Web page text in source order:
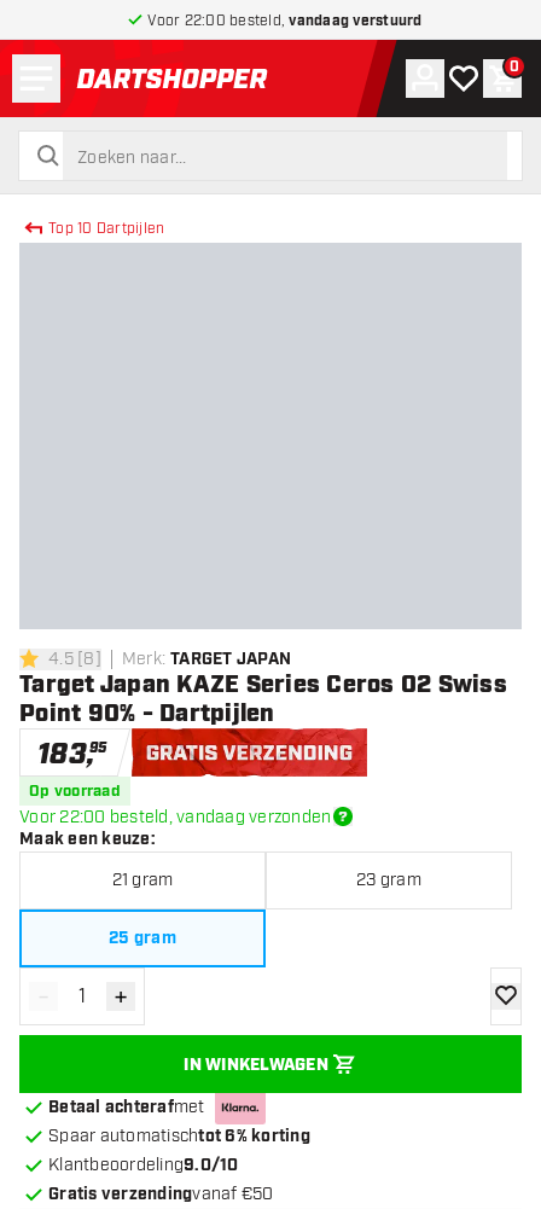
Voor 22:00 besteld,vandaag verstuurd
terug naar home pagina
zoeken
zoeken
Account
Mijn 0
Top 10 Dartpijlen
4.5 score sterren
4.5[8] Merk: TARGET JAPAN
Target Japan KAZE Series Ceros 02 Swiss
Point 90% - Dartpijlen
183,95
Op voorraad
Voor 22:00 besteld, vandaag verzonden
Maak een keuze:
21 gram 23 gram
25 gram
Verminder hoeveelheid
- Verhoog hoeveelheid
+
IN WINKELWAGEN
Betaal achterafmet
Spaar automatischtot 6% korting
Klantbeoordeling9.0/10
Gratis verzendingvanaf €50